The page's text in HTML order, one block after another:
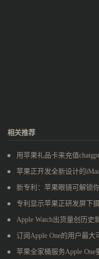
相关推荐
用苹果礼品卡来充值
苹果正开发全新设计的
新专利：苹果眼镜可解锁
专利显示苹果正研发屏下
Apple Watch出货量创历史
订阅Apple One的用户最
苹果全家桶服务Apple One